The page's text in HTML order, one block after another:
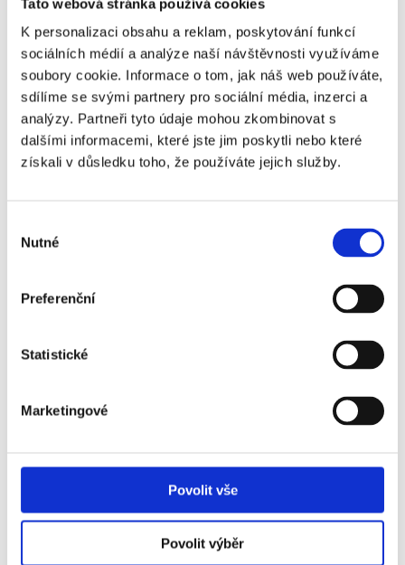
Tato webová stránka používá cookies
K personalizaci obsahu a reklam, poskytování funkcí
sociálních médií a analýze naší návštěvnosti využíváme
soubory cookie. Informace o tom, jak náš web používáte,
sdílíme se svými partnery pro sociální média, inzerci a
analýzy. Partneři tyto údaje mohou zkombinovat s
dalšími informacemi, které jste jim poskytli nebo které
získali v důsledku toho, že používáte jejich služby.
souhlasu
Nutné
Preferenční
Statistické
Marketingové
Povolit vše
Povolit výběr
Tottenham Hotspur -
Nottingham Forest -
VIP Travel Club - 1.
kategorie
+2 940 Kč
Tottenham Hotspur -
Nottingham Forest -
+3 860 Kč
Nottingham Forest -
Tottenham Hotspur -
VIP Stratus
+9 090 Kč
Tottenham Hotspur - popis vstupenek ↓
Vstupenka VIP Travel Club - 2. kategorie obsahuje: